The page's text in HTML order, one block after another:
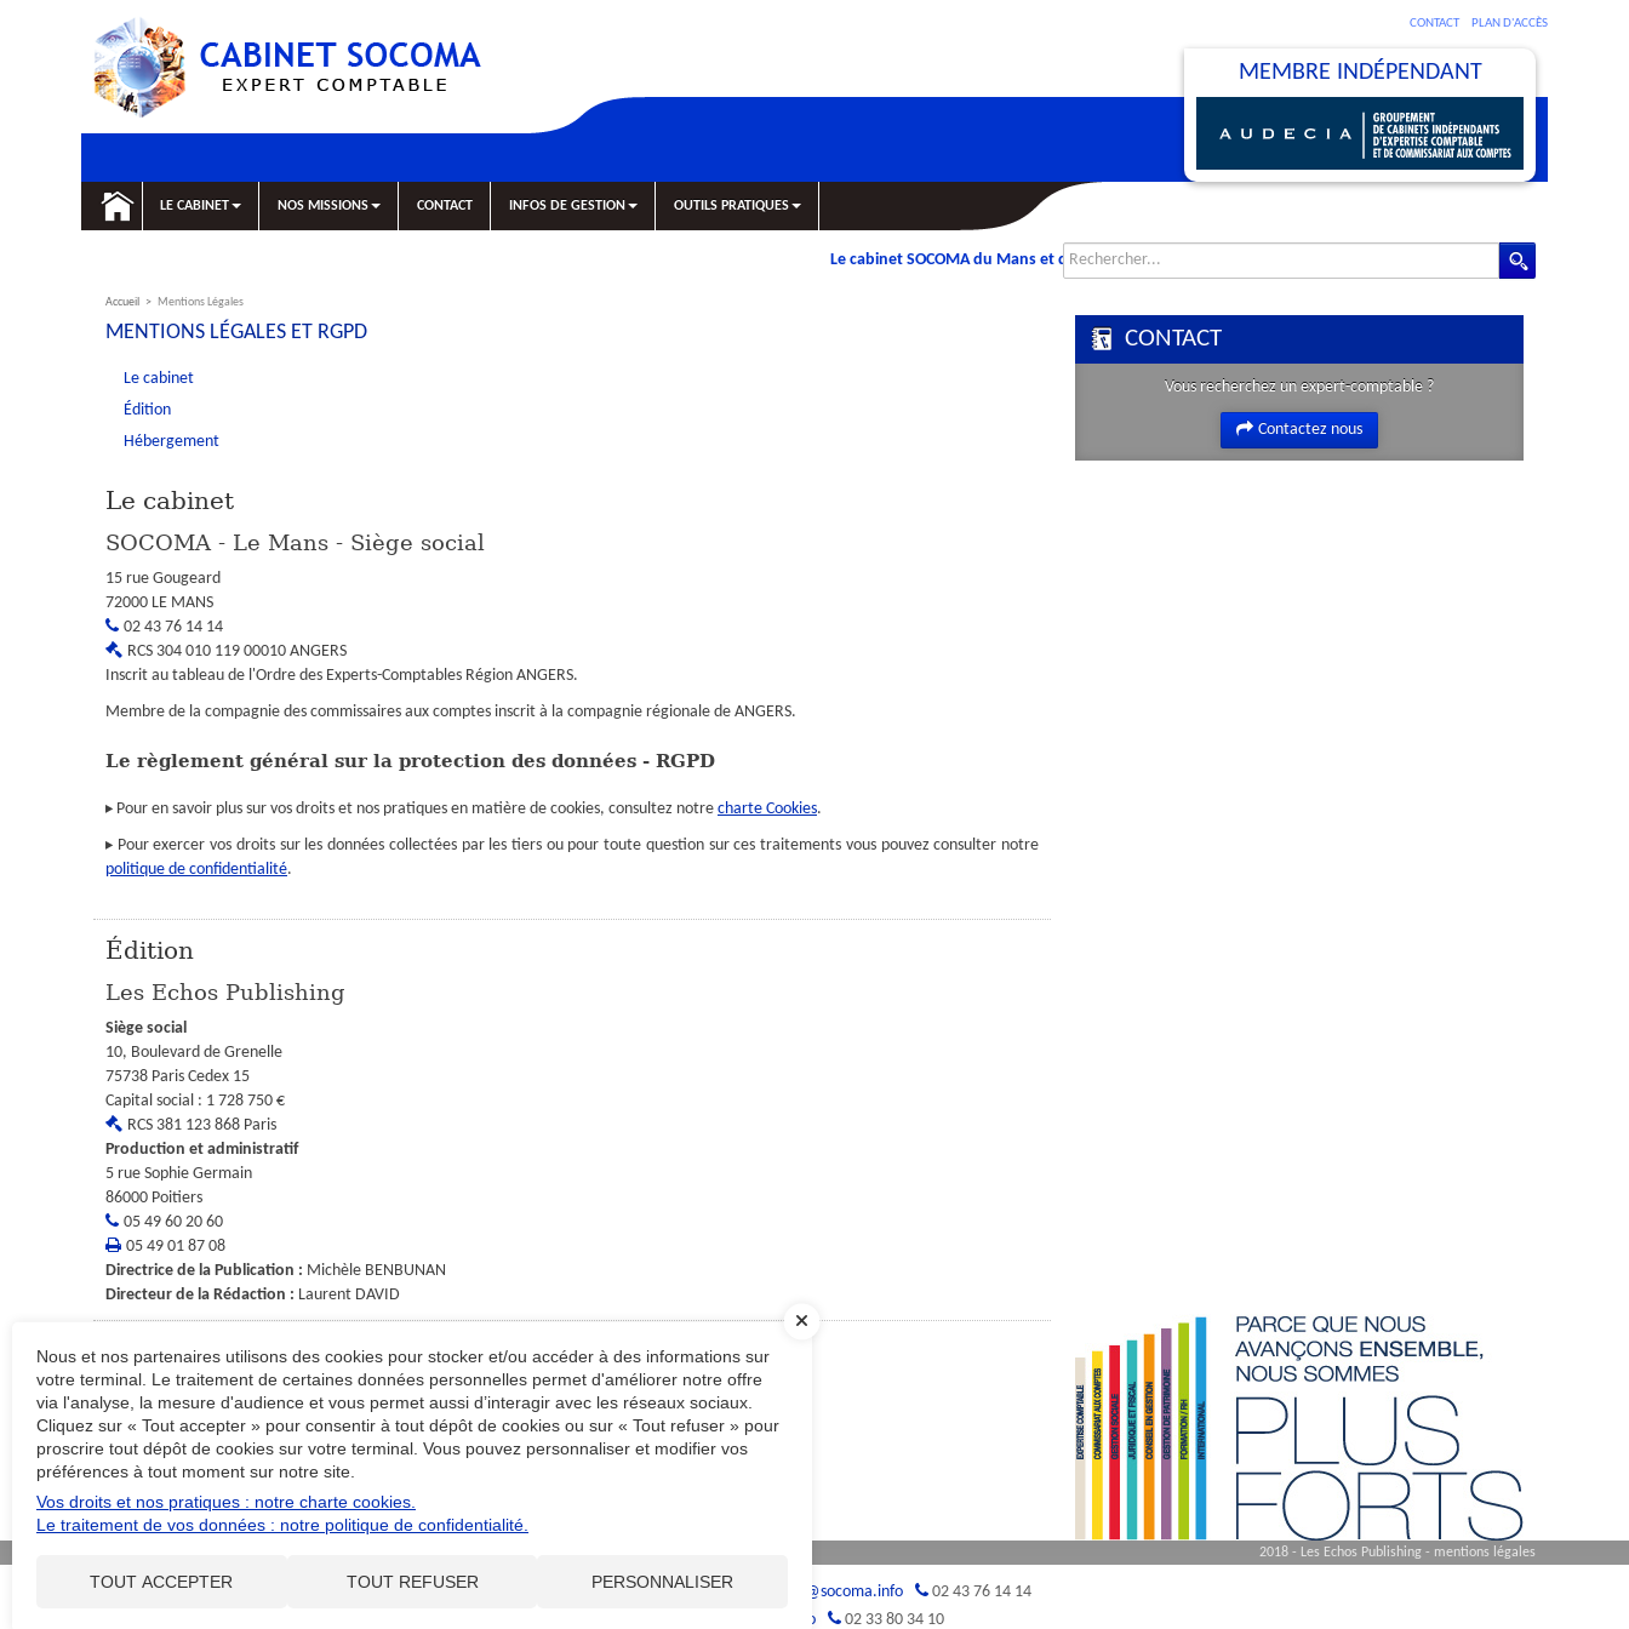
MEMBRE INDÉPENDANT
CONTACT PLAN D'ACCÈS
LE CABINET NOS MISSIONS CONTACT INFOS DE GESTION OUTILS PRATIQUES
Le cabinet SOCOMA du Mans et d'Alençon vous souhaite la bienvenue
Accueil > Mentions Légales
MENTIONS LÉGALES ET RGPD
Le cabinet
Édition
Hébergement
Le cabinet
SOCOMA - Le Mans - Siège social
15 rue Gougeard
72000 LE MANS
02 43 76 14 14
RCS 304 010 119 00010 ANGERS
Inscrit au tableau de l'Ordre des Experts-Comptables Région ANGERS.
Membre de la compagnie des commissaires aux comptes inscrit à la compagnie régionale de ANGERS.
Le règlement général sur la protection des données - RGPD
▸ Pour en savoir plus sur vos droits et nos pratiques en matière de cookies, consultez notre charte Cookies.
▸ Pour exercer vos droits sur les données collectées par les tiers ou pour toute question sur ces traitements vous pouvez consulter notre
politique de confidentialité.
Édition
Les Echos Publishing
Siège social
10, Boulevard de Grenelle
75738 Paris Cedex 15
Capital social : 1 728 750 €
RCS 381 123 868 Paris
Production et administratif
5 rue Sophie Germain
86000 Poitiers
05 49 60 20 60
05 49 01 87 08
Directrice de la Publication : Michèle BENBUNAN
Directeur de la Rédaction : Laurent DAVID
Hébergement
Novius
Siège social
55, avenue Galline
69100 Villeurbanne
RCS443 207 154 Villeurbanne
CONTACT
Vous recherchez un expert-comptable ?
Contactez nous
2018 - Les Echos Publishing - mentions légales
SOCOMA - Le Mans - Siège social 15 rue Gougeard 72000 LE MANS lemans@socoma.info 02 43 76 14 14
alencon@socoma.info 02 33 80 34 10
Nous et nos partenaires utilisons des cookies pour stocker et/ou accéder à des informations sur
votre terminal. Le traitement de certaines données personnelles permet d'améliorer notre offre
via l'analyse, la mesure d'audience et vous permet aussi d’interagir avec les réseaux sociaux.
Cliquez sur « Tout accepter » pour consentir à tout dépôt de cookies ou sur « Tout refuser » pour
proscrire tout dépôt de cookies sur votre terminal. Vous pouvez personnaliser et modifier vos
préférences à tout moment sur notre site.
Vos droits et nos pratiques : notre charte cookies.
Le traitement de vos données : notre politique de confidentialité.
TOUT ACCEPTER TOUT REFUSER PERSONNALISER